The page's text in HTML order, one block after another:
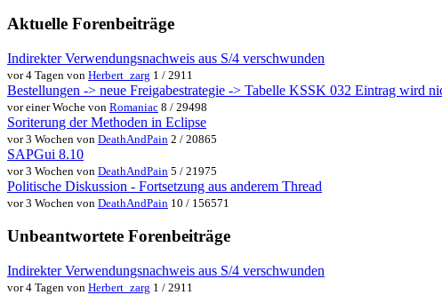
Aktuelle Forenbeiträge
Indirekter Verwendungsnachweis aus S/4 verschwunden
vor 4 Tagen von Herbert_zarg 1 / 2911
Bestellungen -> neue Freigabestrategie -> Tabelle KSSK 032 Eintrag wird
vor einer Woche von Romaniac 8 / 29498
Soriterung der Methoden in Eclipse
vor 3 Wochen von DeathAndPain 2 / 20865
SAPGui 8.10
vor 3 Wochen von DeathAndPain 5 / 21975
Politische Diskussion - Fortsetzung aus anderem Thread
vor 3 Wochen von DeathAndPain 10 / 156571
Unbeantwortete Forenbeiträge
Indirekter Verwendungsnachweis aus S/4 verschwunden
vor 4 Tagen von Herbert_zarg 1 / 2911